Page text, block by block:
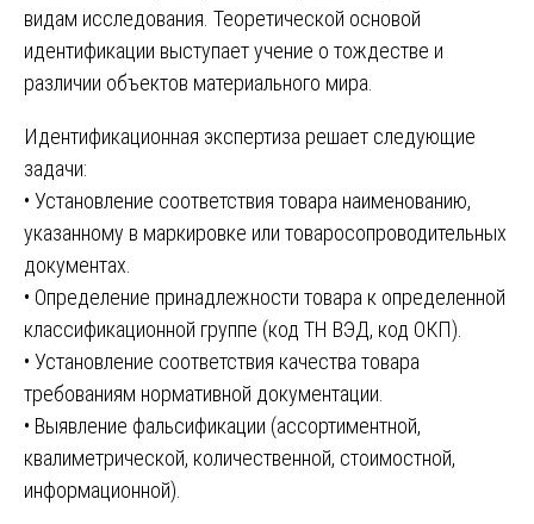
видам исследования. Теоретической основой
идентификации выступает учение о тождестве и
различии объектов материального мира.
Идентификационная экспертиза решает следующие
задачи:
• Установление соответствия товара наименованию,
указанному в маркировке или товаросопроводительных
документах.
• Определение принадлежности товара к определенной
классификационной группе (код ТН ВЭД, код ОКП).
• Установление соответствия качества товара
требованиям нормативной документации.
• Выявление фальсификации (ассортиментной,
квалиметрической, количественной, стоимостной,
информационной).